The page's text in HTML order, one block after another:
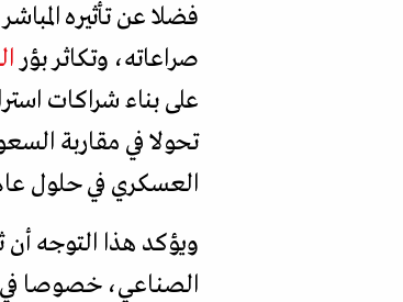
فضلا عن تأثيره
صراعاته، وتكاثر بؤر
العسكري في حلول عام
ويؤكد هذا التوجه أن
الصناعي، خصوصا في